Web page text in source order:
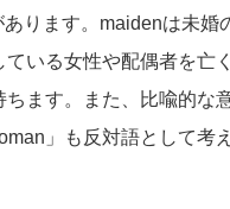
あります。maidenは未婚
いる女性や配偶者を亡
ちます。また、比喩的な
」も反対語として考